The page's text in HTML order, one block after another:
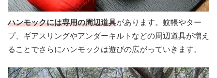
ハンモックには専用の周辺道具があります。蚊帳やター
プ、ギアスリングやアンダーキルトなどの周辺道具が増え
ることでさらにハンモックは遊びの広がっていきます。